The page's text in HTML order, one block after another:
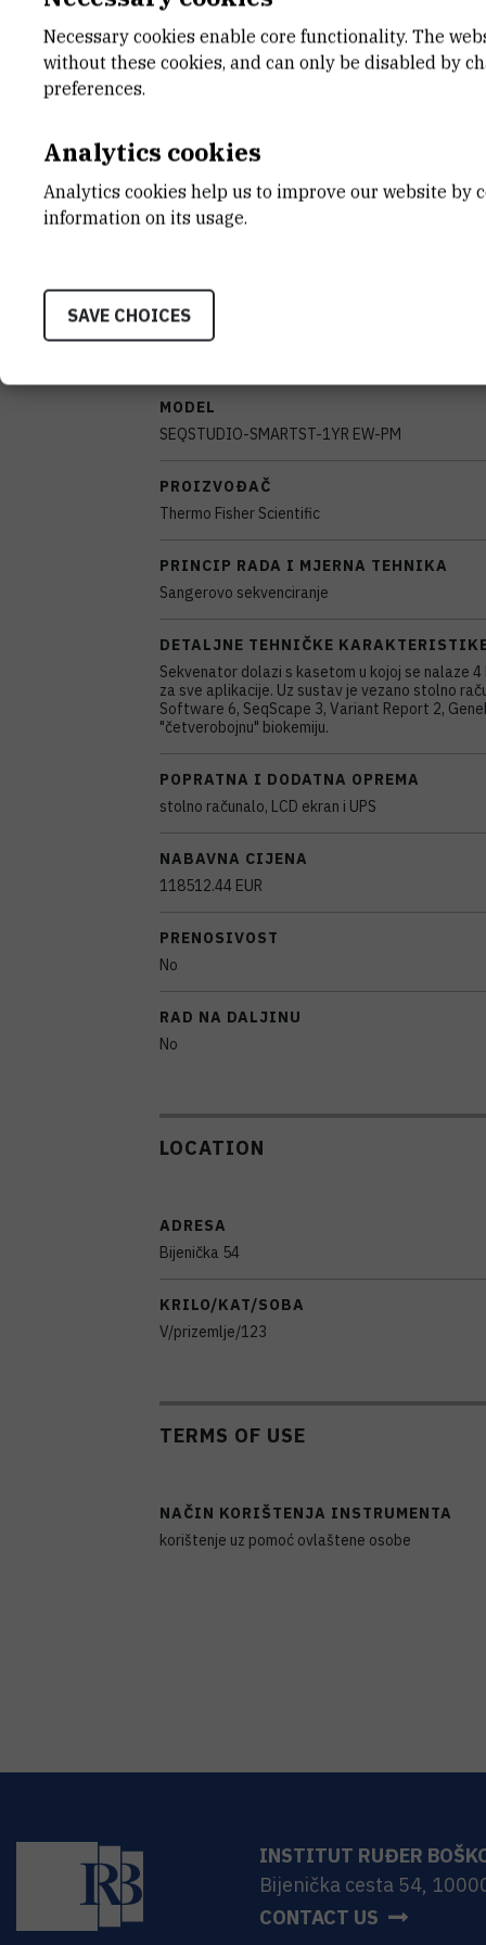
DATUM NABAVE
14.03.2023
Europska unija
VANJSKI LINK ZA KAPITALNU OPREMU
See on croris.hr
CHARACTERISTICS
MODEL
SEQSTUDIO-SMARTST-1YR EW-PM
PROIZVOĐAČ
Thermo Fisher Scientific
PRINCIP RADA I MJERNA TEHNIKA
Sangerovo sekvenciranje
DETALJNE TEHNIČKE
Sekvenator dolazi s kasetom u kojoj se nalaze
za sve aplikacije. Uz sustav je vezano stolno
Software 6, SeqScape 3, Variant Report 2,
"četverobojnu" biokemiju.
POPRATNA I DODATNA OPREMA
stolno računalo, LCD ekran i UPS
NABAVNA CIJENA
118512.44 EUR
PRENOSIVOST
No
RAD NA DALJINU
No
LOCATION
ADRESA
Bijenička 54
KRILO/KAT/SOBA
V/prizemlje/123
TERMS OF USE
NAČIN KORIŠTENJA INSTRUMENTA
korištenje uz pomoć ovlaštene osobe
INSTITUT RUĐER
Bijenička cesta 54,
CONTACT US
Necessary cookies enable core functionality. The
without these cookies, and can only be disabled by
preferences.
Analytics cookies
Analytics cookies help us to improve our website by
information on its usage.
SAVE CHOICES